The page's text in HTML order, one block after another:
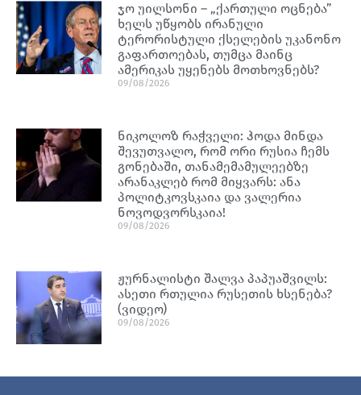
ჯო უილსონი – „ქართული ოცნება”
ხელს უწყობს ირანული
ტერორისტული ქსელების უკანონო
გაფართოებას, თუმცა მაინც
ამერიკას უყენებს მოთხოვნებს?
09/08/2026
ნიკოლოზ რაჭველი: ჰოდა მინდა
შევუთვალო, რომ ორი რუსია ჩემს
გონებაში, თანამემამულეებზე
არანაკლებ რომ მიყვარს: ანა
პოლიტკოვსკაია და ვალერია
ნოვოდვორსკაია!
09/08/2026
ჟურნალისტი შალვა პაპუაშვილს:
ასეთი რთულია რუსეთის ხსენება?
(ვიდეო)
09/08/2026